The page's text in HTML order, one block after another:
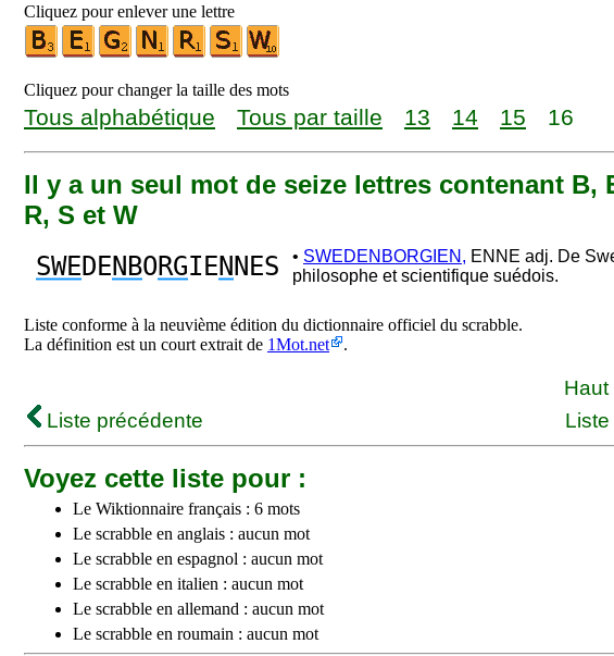
Cliquez pour enlever une lettre
Cliquez pour changer la taille des mots
Tous alphabétique Tous par taille 13 14 15 16
Il y a un seul mot de seize lettres contenant B,
R, S et W
SWEDENBORGIEN NES • SWEDENBORGIEN, ENNE adj. De
philosophe et scientifique suédois.
Liste conforme à la neuvième édition du dictionnaire officiel du scrabble.
La définition est un court extrait de 1Mot.net .
Haut
Liste précédente
Voyez cette liste pour :
Le Wiktionnaire français : 6 mots
Le scrabble en anglais : aucun mot
Le scrabble en espagnol : aucun mot
Le scrabble en italien : aucun mot
Le scrabble en allemand : aucun mot
Le scrabble en roumain : aucun mot